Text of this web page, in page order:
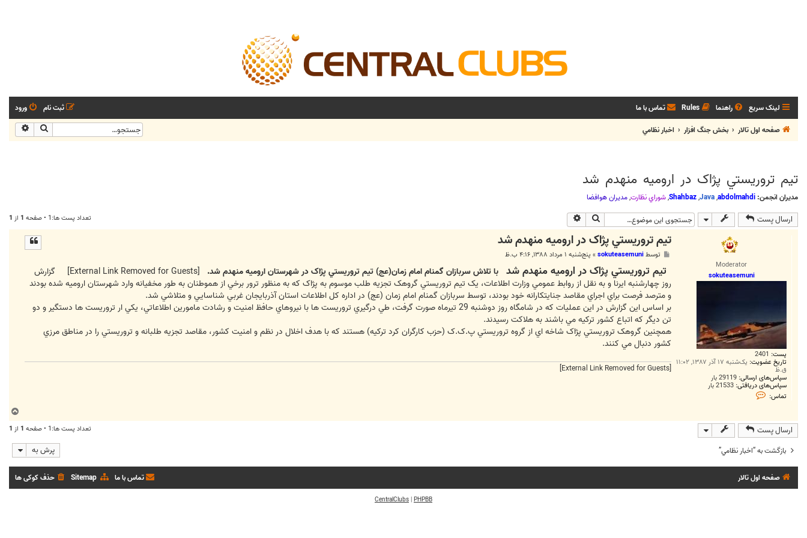
لینک سریع راهنما Rules تماس با ما ورود
ثبت نام
صفحه اول تالار
بخش جنگ افزار اخبار نظامي جستجو
تيم تروريستي پژاک در اروميه منهدم شد
مدیران انجمن: abdolmahdi
,
Java
,
Shahbaz
,شوراي نظارت,مديران هوافضا
ارسال پست جستجو تعداد پست ها:1 • صفحه 1 از 1
Moderator
sokuteasemuni
پست: 2401
تاریخ عضویت: یک‌شنبه ۱۷ آذر ۱۳۸۷, ۱۱:۰۲
ق.ظ
سپاس‌های ارسالی: 29119 بار
سپاس‌های دریافتی: 21533 بار
تماس:
ت
s
o
k
u
t
s
e
تيم تروريستي پژاک در اروميه منهدم شد
ت
توسطsokuteasemuni
» پنج‌شنبه ۱ مرداد ۱۳۸۸, ۴:۱۶ ب.ظ
تيم تروريستي پژاک در اروميه منهدم شد با تلاش سربازان گمنام امام زمان(عج) تيم تروريستي پژاک در شهرستان اروميه منهدم شد. [External Link Removed for Guests]
گزارش
روز چهارشنبه ايرنا و به نقل از روابط عمومي وزارت اطلاعات، يک تيم تروريستي گروهک تجزيه طلب موسوم به پژاک که به منظور ترور برخي از هموطنان به طور مخفيانه وارد شهرستان اروميه شده بودند
و مترصد فرصت براي اجراي مقاصد جنايتکارانه خود بودند، توسط سربازان گمنام امام زمان (عج) در اداره کل اطلاعات استان آذربايجان غربي شناسايي و متلاشي شد.
بر اساس اين گزارش در اين عمليات که در شامگاه روز دوشنبه 29 تيرماه صورت گرفت، طي درگيري تروريست ها با نيروهاي حافظ امنيت و رشادت مامورين اطلاعاتي، يکي ار تروريست ها دستگير و دو
تن ديگر که اتباع کشور ترکيه مي باشند به هلاکت رسيدند.
همچنين گروهک تروريستي پژاک شاخه اي از گروه تروريستي پ.ک.ک (حزب کارگران کرد ترکيه) هستند که با هدف اخلال در نظم و امنيت کشور، مقاصد تجزيه طلبانه و تروريستي را در مناطق مرزي
کشور دنبال مي کنند.
[External Link Removed for Guests]
ا
ارسال پست تعداد پست ها:1 • صفحه 1 از 1
بازگشت به “اخبار نظامي” پرش به
صفحه اول تالار حذف کوکی ها Sitemap تماس با ما
PHPBB
|
CentralClubs